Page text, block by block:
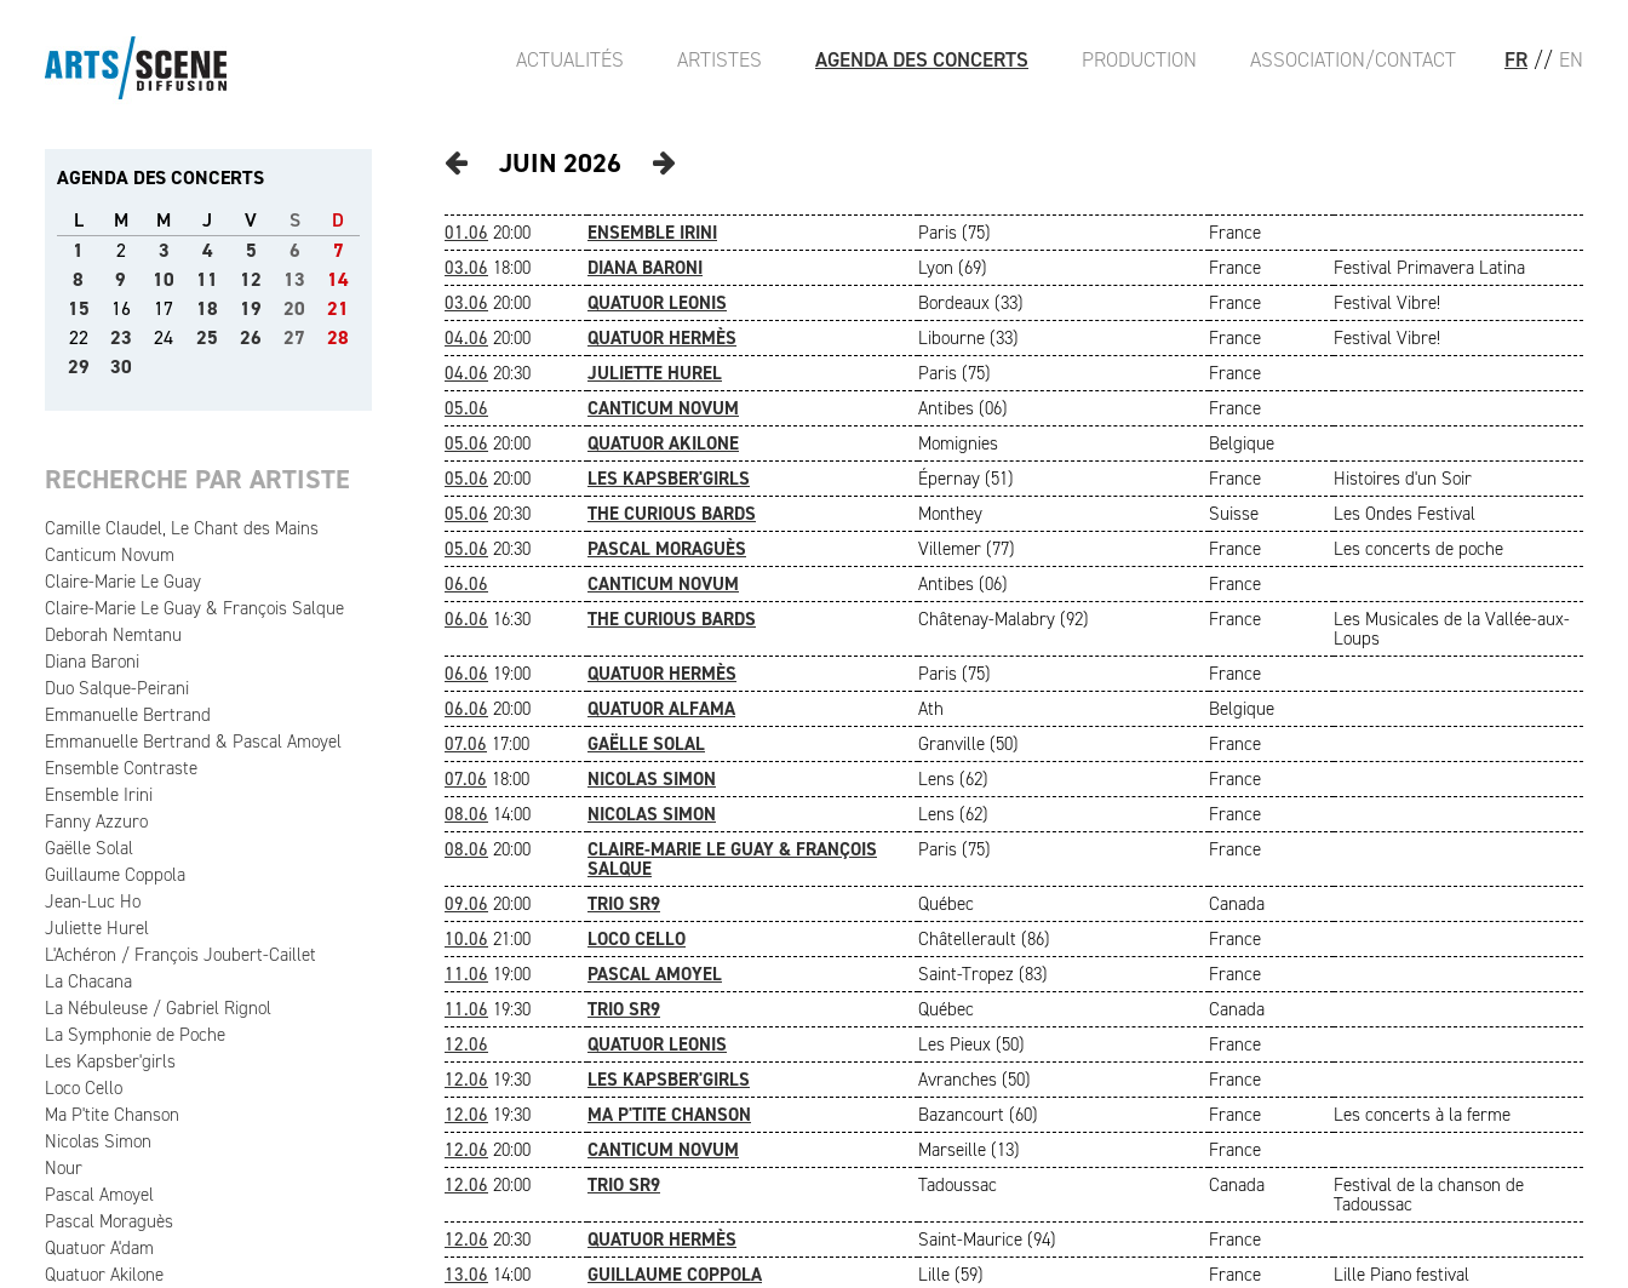
FR // EN
ACTUALITÉS ARTISTES AGENDA DES CONCERTS PRODUCTION ASSOCIATION/CONTACT
AGENDA DES CONCERTS
L
M M J V S
D
1
2 3 4 5 6
7
8
9 10 11 12 13
14
15
16 17 18 19 20
21
22
23 24 25 26 27
28
29
30
RECHERCHE PAR ARTISTE
Camille Claudel, Le Chant des Mains
Canticum Novum
Claire-Marie Le Guay
Claire-Marie Le Guay & François Salque
Deborah Nemtanu
Diana Baroni
Duo Salque-Peirani
Emmanuelle Bertrand
Emmanuelle Bertrand & Pascal Amoyel
Ensemble Contraste
Ensemble Irini
Fanny Azzuro
Gaëlle Solal
Guillaume Coppola
Jean-Luc Ho
Juliette Hurel
L'Achéron / François Joubert-Caillet
La Chacana
La Nébuleuse / Gabriel Rignol
La Symphonie de Poche
Les Kapsber'girls
Loco Cello
Ma P'tite Chanson
Nicolas Simon
Nour
Pascal Amoyel
Pascal Moraguès
Quatuor A'dam
Quatuor Akilone
JUIN 2026
01.06 20:00 ENSEMBLE IRINI Paris (75)
France
03.06 18:00 DIANA BARONI Lyon (69) France
Festival Primavera Latina
03.06 20:00 QUATUOR LEONIS Bordeaux (33) France
Festival Vibre!
04.06 20:00 QUATUOR HERMÈS Libourne (33) France
Festival Vibre!
04.06 20:30 JULIETTE HUREL Paris (75)
France
05.06
CANTICUM NOVUM Antibes (06)
France
05.06 20:00 QUATUOR AKILONE Momignies
Belgique
05.06 20:00 LES KAPSBER'GIRLS Épernay (51) France
Histoires d'un Soir
05.06 20:30 THE CURIOUS BARDS Monthey Suisse
Les Ondes Festival
05.06 20:30 PASCAL MORAGUÈS Villemer (77) France
Les concerts de poche
06.06
CANTICUM NOVUM Antibes (06)
France
06.06 16:30 THE CURIOUS BARDS Châtenay-Malabry (92) France
Les Musicales de la Vallée-aux-
Loups
06.06 19:00 QUATUOR HERMÈS Paris (75)
France
06.06 20:00 QUATUOR ALFAMA Ath
Belgique
07.06 17:00 GAËLLE SOLAL Granville (50)
France
07.06 18:00 NICOLAS SIMON Lens (62)
France
08.06 14:00 NICOLAS SIMON Lens (62)
France
08.06 20:00
CLAIRE-MARIE LE GUAY & FRANÇOIS
SALQUE
Paris (75) France
09.06 20:00 TRIO SR9 Québec
Canada
10.06 21:00 LOCO CELLO Châtellerault (86)
France
11.06 19:00 PASCAL AMOYEL Saint-Tropez (83)
France
11.06 19:30 TRIO SR9 Québec
Canada
12.06
QUATUOR LEONIS Les Pieux (50)
France
12.06 19:30 LES KAPSBER'GIRLS Avranches (50)
France
12.06 19:30 MA P'TITE CHANSON Bazancourt (60) France
Les concerts à la ferme
12.06 20:00 CANTICUM NOVUM Marseille (13)
France
12.06 20:00 TRIO SR9 Tadoussac Canada
Festival de la chanson de
Tadoussac
12.06 20:30 QUATUOR HERMÈS Saint-Maurice (94)
France
13.06 14:00 GUILLAUME COPPOLA Lille (59) France
Lille Piano festival